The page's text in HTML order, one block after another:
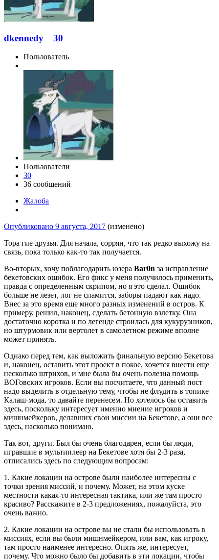
dkennedy 30
Пользователь
Пользователи
30
36 сообщений
Жалоба
Опубликовано 9 августа, 2017 (изменено)
Тора гие друзья. Для начала, соррян, что так редко выхожу на
связь, пока только как-то так получается.
Во-вторых, хочу поблагодарить юзера Bar0n за исправление
бекетовских ошибок. Его фикс у меня получилось применить,
правда с определенным скрипом, но я это сделал. Ошибок
больше не лезет, лог не спамится, заборы падают как надо.
Внес за это время еще много разных изменений в остров. К
примеру, решил, наконец, сделать бетонную взлетку. Она
достаточно коротка и по легенде строилась для кукурузников,
но штурмовик или вертолет в самолетном режиме вполне
может принять.
Однако перед тем, как выложить финальную версию Бекетова
и, наконец, оставить этот проект в покое, хочется внести еще
несколько штрихов, и мне была бы очень полезна помощь
ВОГовских игроков. Если вы посчитаете, что данный пост
надо выделить в отдельную тему, чтобы не флудить в топике
Калаш-мода, то давайте перенесем. Но хотелось бы оставить
здесь, поскольку интересует именно мнение игроков и
мишнмейкеров, делавших свои миссии на Бекетове, а они все
здесь, насколько понимаю.
Так вот, други. Был бы очень благодарен, если бы люди,
игравшие в мультиплеер на Бекетове хотя бы 2-3 раза,
отписались здесь по следующим вопросам:
1. Какие локации на острове были наиболее интересны с
точки зрения миссий, и почему. Может, на этом куске
местности какая-то интересная тактика, или же там просто
красиво? Расскажите в 2-3 предложениях, пожалуйста, это
очень важно.
2. Какие локации на острове вы не стали бы использовать в
миссиях, если вы были мишнмейкером, или вам, как игроку,
там просто наименее интересно. Опять же, интересует,
почему. Что можно было бы добавить в эти локации, чтобы